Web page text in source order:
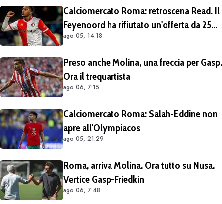
Calciomercato Roma: retroscena Read. Il
Feyenoord ha rifiutato un'offerta da 25
milioni di euro più 4 di bonus
ago 05, 14:18
Preso anche Molina, una freccia per Gasp.
Ora il trequartista
ago 06, 7:15
Calciomercato Roma: Salah-Eddine non
apre all'Olympiacos
ago 05, 21:29
Roma, arriva Molina. Ora tutto su Nusa.
Vertice Gasp-Friedkin
ago 06, 7:48